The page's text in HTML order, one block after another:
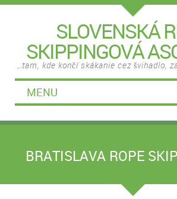
SLOVENSKÁ
SKIPPINGOVÁ
…tam, kde končí skákanie cez švihadlo,
MENU
BRATISLAVA ROPE